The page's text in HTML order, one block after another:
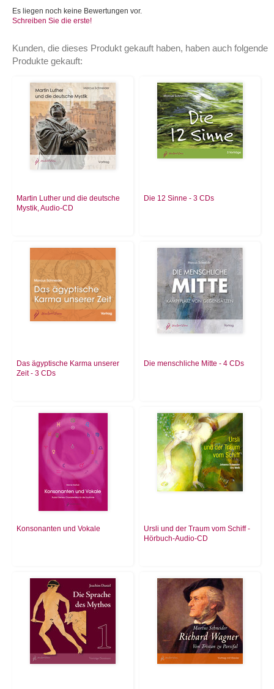
Es liegen noch keine Bewertungen vor.
Schreiben Sie die erste!
Kunden, die dieses Produkt gekauft haben, haben auch folgende
Produkte gekauft:
Martin Luther und die deutsche
Mystik, Audio-CD
Die 12 Sinne - 3 CDs
Das ägyptische Karma unserer
Zeit - 3 CDs
Die menschliche Mitte - 4 CDs
Konsonanten und Vokale
Ursli und der Traum vom Schiff -
Hörbuch-Audio-CD